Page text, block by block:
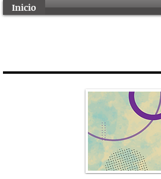
Inicio